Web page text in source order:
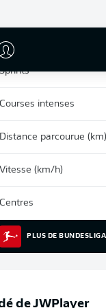
Sprints
Courses intenses
Distance parcourue (km)
Vitesse (km/h)
Centres
PLUS DE
deJWPlayer